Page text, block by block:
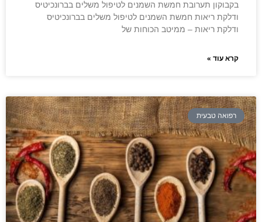
בקבוקון תערובת חמשת השמנים לטיפול משלים בברונכיטיס
ודלקת ריאות חמשת השמנים לטיפול משלים בברונכיטיס
ודלקת ריאות – ממיטב הכוחות של
קרא עוד »
רפואה טבעית